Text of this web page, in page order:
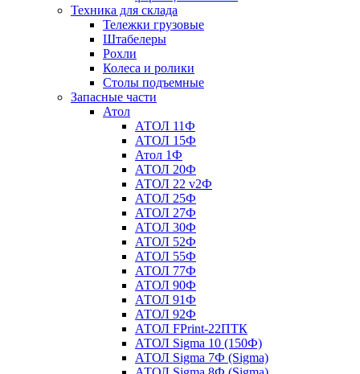
Техника для склада
Тележки грузовые
Штабелеры
Рохли
Колеса и ролики
Столы подъемные
Запасные части
Атол
АТОЛ 11Ф
АТОЛ 15Ф
Атол 1Ф
АТОЛ 20Ф
АТОЛ 22 v2Ф
АТОЛ 25Ф
АТОЛ 27Ф
АТОЛ 30Ф
АТОЛ 52Ф
АТОЛ 55Ф
АТОЛ 77Ф
АТОЛ 90Ф
АТОЛ 91Ф
АТОЛ 92Ф
АТОЛ FPrint-22ПТК
АТОЛ Sigma 10 (150Ф)
АТОЛ Sigma 7Ф (Sigma)